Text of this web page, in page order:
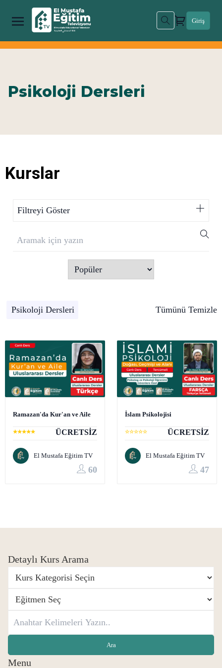
Giriş
Psikoloji Dersleri
Kurslar
Filtreyi Göster
Psikoloji Dersleri Tümünü Temizle
Ramazan'da Kur'an ve Aile
ÜCRETSİZ
El Mustafa Eğitim TV
60
İslam Psikolojisi
ÜCRETSİZ
El Mustafa Eğitim TV
47
Detaylı Kurs Arama
Menu